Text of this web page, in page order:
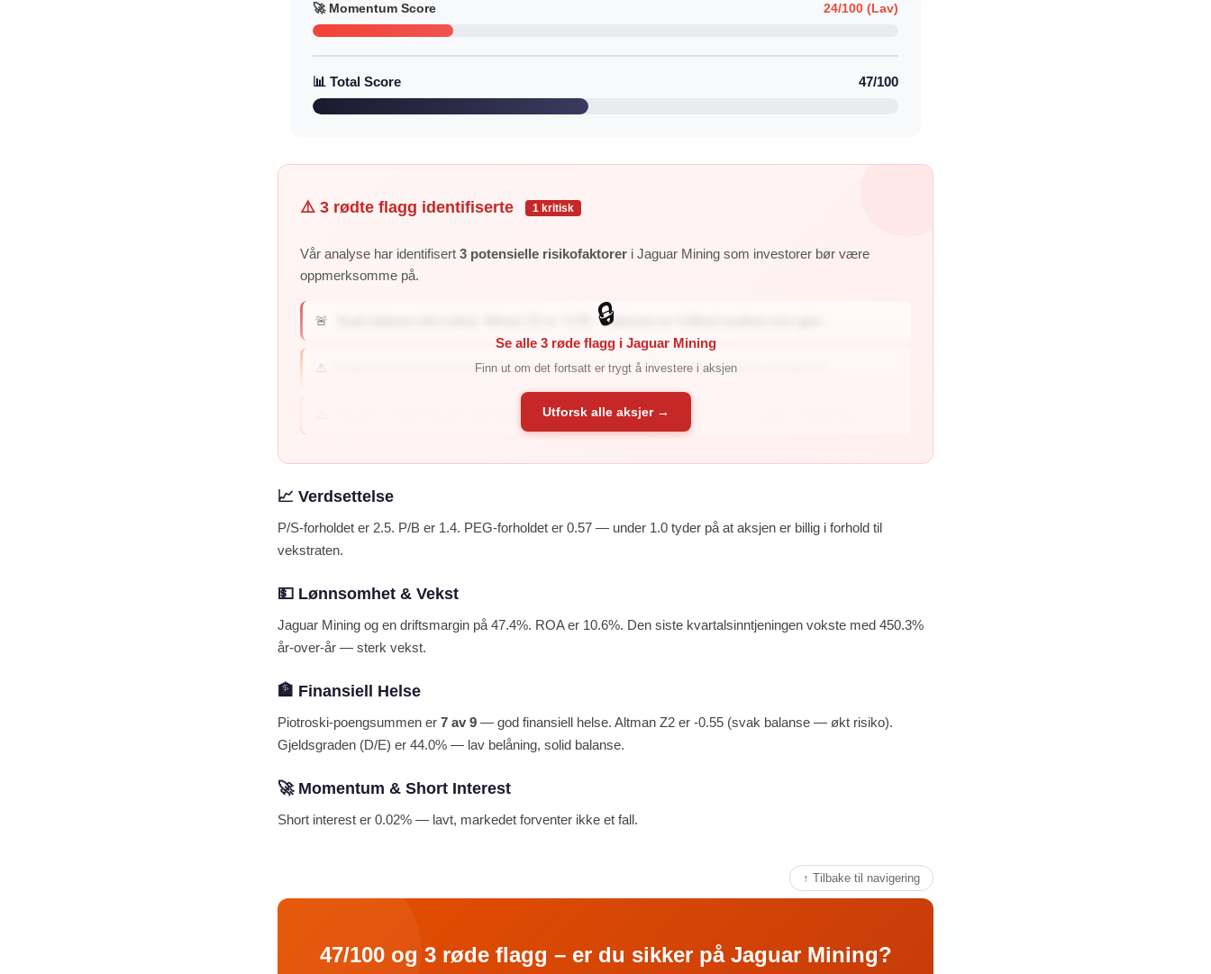
🚀 Momentum Score 24/100 (Lav)
📊 Total Score 47/100
⚠️ 3 rødte flagg identifiserte 1 kritisk
Vår analyse har identifisert 3 potensielle risikofaktorer i Jaguar Mining som investorer bør være
oppmerksomme på.
🚨 Svak balanse (økt risiko): Altman Z2 er -0.55 – balansen er målbart svakere enn gjen...
⚠️ Negativ fortjenestemargin: Fortjenestemarginen er -6.2% – selskapet taper penger på ...
Negativ avkastning på egenkapital: ROE er -3.9% – selskapet genererer negativ avkastning til...
🔒
Se alle 3 røde flagg i Jaguar Mining
Finn ut om det fortsatt er trygt å investere i aksjen
Utforsk alle aksjer →
📈 Verdsettelse
P/S-forholdet er 2.5. P/B er 1.4. PEG-forholdet er 0.57 — under 1.0 tyder på at aksjen er billig i forhold til
vekstraten.
💵 Lønnsomhet & Vekst
Jaguar Mining og en driftsmargin på 47.4%. ROA er 10.6%. Den siste kvartalsinntjeningen vokste med 450.3%
år-over-år — sterk vekst.
🏦 Finansiell Helse
Piotroski-poengsummen er 7 av 9 — god finansiell helse. Altman Z2 er -0.55 (svak balanse — økt risiko).
Gjeldsgraden (D/E) er 44.0% — lav belåning, solid balanse.
🚀 Momentum & Short Interest
Short interest er 0.02% — lavt, markedet forventer ikke et fall.
↑ Tilbake til navigering
47/100 og 3 røde flagg – er du sikker på Jaguar Mining?